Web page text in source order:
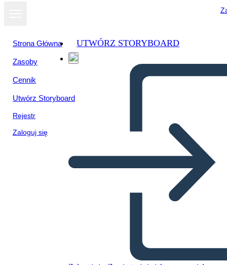
Strona Główna
Zasoby
Cennik
Utwórz Storyboard
Rejestr
Zaloguj się
UTWÓRZ STORYBOARD